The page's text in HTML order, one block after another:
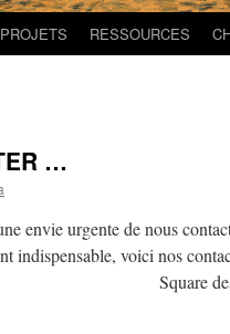
RESSOURCES
…
envie urgente de nous
indispensable, voici nos
Square des